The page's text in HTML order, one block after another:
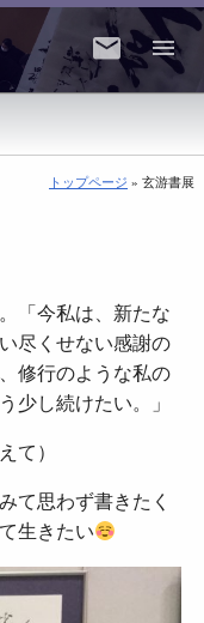
トップページ » 玄游書展
「今私は、新たな
尽くせない感謝の
修行のような私の
少し続けたい。」
て）
て思わず書きたく
生きたい